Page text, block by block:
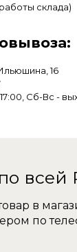
склада)
16
Сб-Вс -
всей
в
по